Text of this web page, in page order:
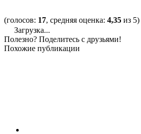
(голосов: 17, средняя оценка: 4,35 из 5)
Загрузка...
Полезно? Поделитесь с друзьями!
Похожие публикации